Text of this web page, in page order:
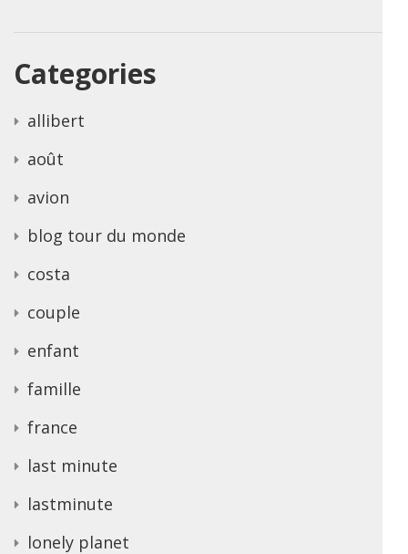
Categories
allibert
août
avion
blog tour du monde
costa
couple
enfant
famille
france
last minute
lastminute
lonely planet